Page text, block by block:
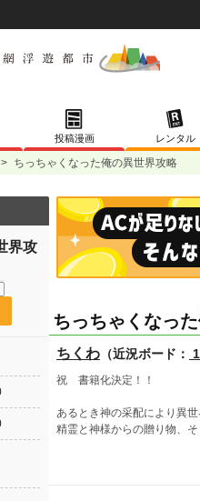
投稿漫画 レンタル
> ちっちゃくなった俺の異世界攻略
ちっちゃくなっ
ちくわ （近況ボード：
祝 書籍化決定！！
あるとき神の采配により異
精霊と神様からの贈り物、
界攻